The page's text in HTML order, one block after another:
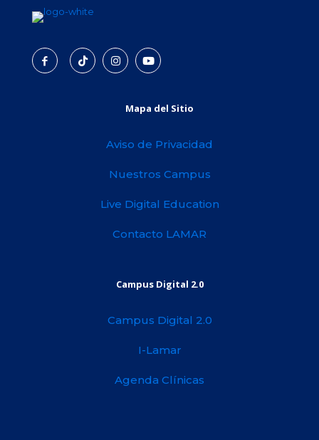
Mapa del Sitio
Aviso de Privacidad
Nuestros Campus
Live Digital Education
Contacto LAMAR
Campus Digital 2.0
Campus Digital 2.0
I-Lamar
Agenda Clínicas